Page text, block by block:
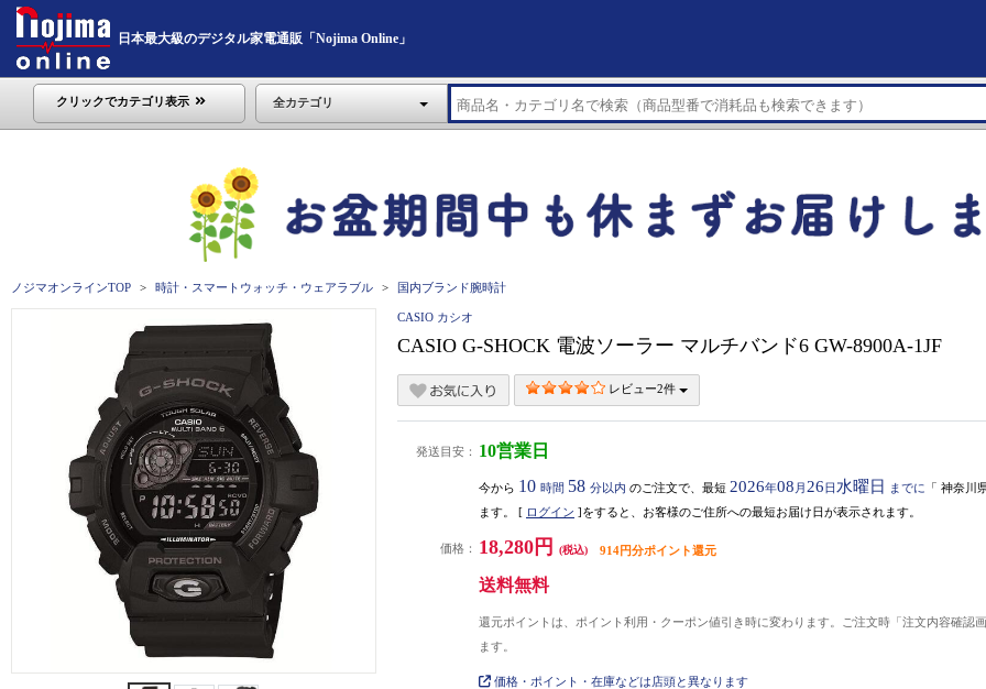
日本最大級のデジタル家電通販「Nojima Online」
クリックでカテゴリ表示 全カテゴリ
ノジマオンラインTOP 時計・スマートウォッチ・ウェアラブル 国内ブランド腕時計
CASIO カシオ
CASIO G-SHOCK 電波ソーラー マルチバンド6 GW-8900A-1JF
レビュー2件
発送目安： 10営業日
今から 10 時間 58 分以内 のご注文で、最短 2026年08 月 26日 水曜日 までに 「 神奈川
ます。 [ ログイン ]をすると、お客様のご住所への最短お届け日が表示されます。
価格： 18,280円 (税込) 914円分ポイント還元
送料無料
還元ポイントは、ポイント利用・クーポン値引き時に変わります。ご注文時「注文内容確認
ます。
価格・ポイント・在庫などは店頭と異なります